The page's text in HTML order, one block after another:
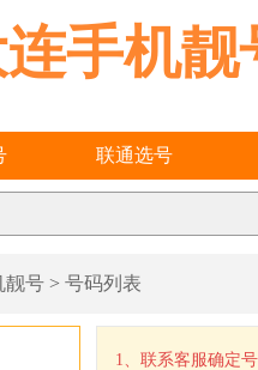
手机靓
联通选号
靓号 > 号码列表
1、联系客服确定